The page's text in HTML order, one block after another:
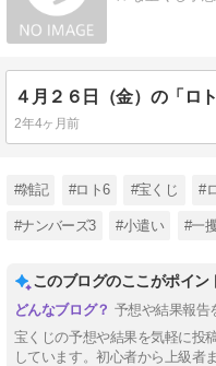
2年4ヶ月前
#雑記 #ロト6 #宝くじ #
#ナンバーズ3 #小遣い #一
このブログのここがポイン
予想や結果報告
宝くじの予想や結果を気軽に投
しています。初心者から上級者